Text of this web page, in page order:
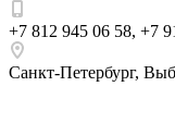
+7 812 945 06 58, +7
Санкт-Петербург,